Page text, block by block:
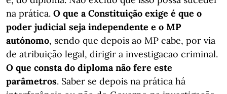
na prática. O que a Constituição exige é que o
poder judicial seja independente e o MP
autónomo, sendo que depois ao MP cabe, por via
de atribuição legal, dirigir a investigacao criminal.
O que consta do diploma não fere este
parâmetros. Saber se depois na prática há